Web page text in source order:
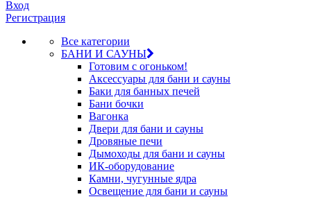
Вход
Регистрация
Все категории
БАНИ И САУНЫ
Готовим с огоньком!
Аксессуары для бани и сауны
Баки для банных печей
Бани бочки
Вагонка
Двери для бани и сауны
Дровяные печи
Дымоходы для бани и сауны
ИК-оборудование
Камни, чугунные ядра
Освещение для бани и сауны